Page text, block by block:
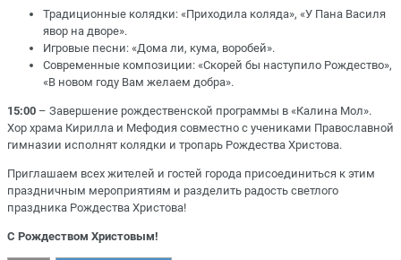
Традиционные колядки: «Приходила коляда», «У Пана Василя
явор на дворе».
Игровые песни: «Дома ли, кума, воробей».
Современные композиции: «Скорей бы наступило Рождество»,
«В новом году Вам желаем добра».
15:00 – Завершение рождественской программы в «Калина Мол».
Хор храма Кирилла и Мефодия совместно с учениками Православной
гимназии исполнят колядки и тропарь Рождества Христова.
Приглашаем всех жителей и гостей города присоединиться к этим
праздничным мероприятиям и разделить радость светлого
праздника Рождества Христова!
С Рождеством Христовым!